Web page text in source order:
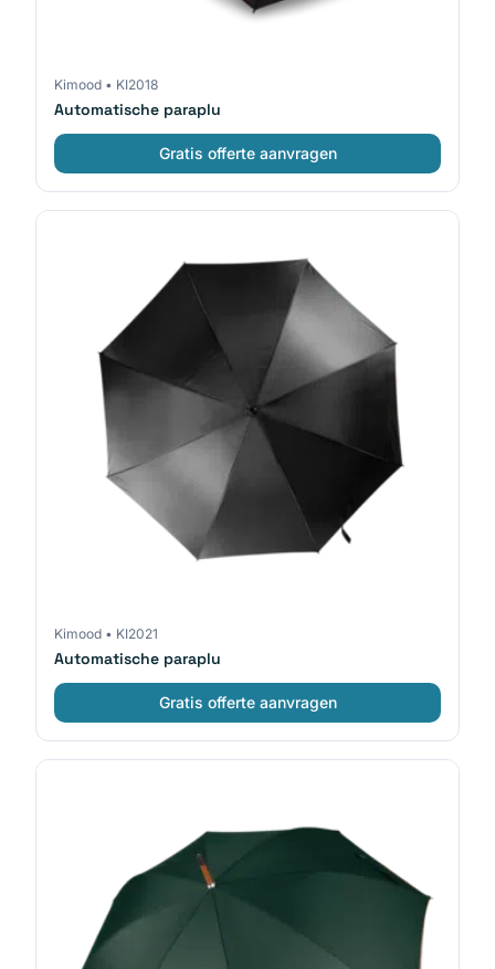
Kimood • KI2018
Automatische paraplu
Gratis offerte aanvragen
Kimood • KI2021
Automatische paraplu
Gratis offerte aanvragen